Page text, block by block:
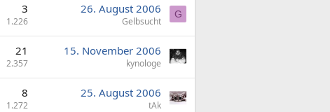
3
1.226
26. August 2006
Gelbsucht
G
21
2.357
15. November 2006
kynologe
8
1.272
25. August 2006
tAk